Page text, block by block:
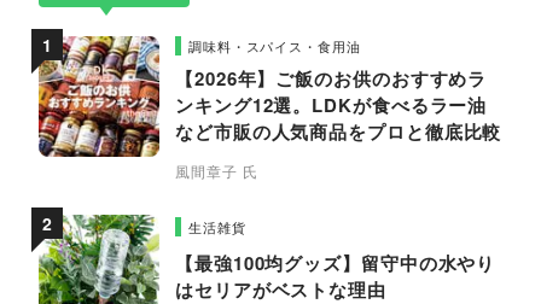
調味料・スパイス・食用油
【2026年】ご飯のお供のおすすめラ
ンキング12選。LDKが食べるラー油
など市販の人気商品をプロと徹底比較
風間章子 氏
生活雑貨
【最強100均グッズ】留守中の水やり
はセリアがベストな理由